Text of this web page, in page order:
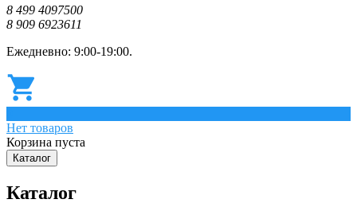
8 499 4097500
8 909 6923611
Ежедневно: 9:00-19:00.
Нет товаров
Корзина пуста
Каталог
Каталог